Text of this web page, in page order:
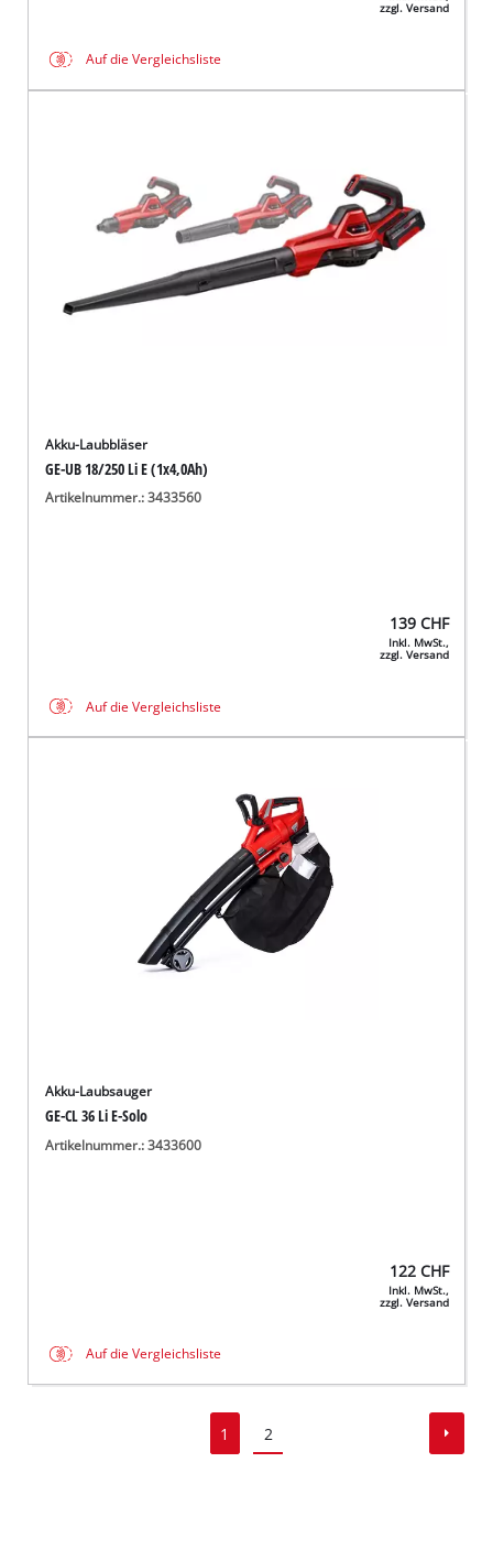
zzgl. Versand
Auf die Vergleichsliste
Akku-Laubbläser
GE-UB 18/250 Li E (1x4,0Ah)
Artikelnummer.: 3433560
139 CHF
Inkl. MwSt.,
zzgl. Versand
Auf die Vergleichsliste
Akku-Laubsauger
GE-CL 36 Li E-Solo
Artikelnummer.: 3433600
122 CHF
Inkl. MwSt.,
zzgl. Versand
Auf die Vergleichsliste
1 2